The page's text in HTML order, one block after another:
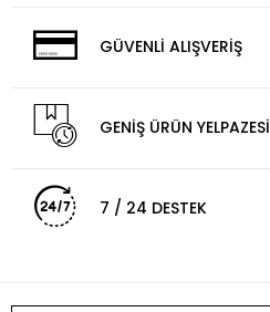
GÜVENLİ ALIŞVERİŞ
GENİŞ ÜRÜN YELPAZESİ
7 / 24 DESTEK